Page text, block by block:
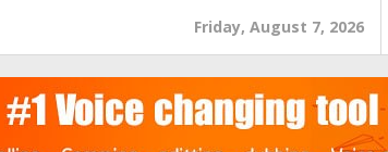
Friday, August 7, 2026